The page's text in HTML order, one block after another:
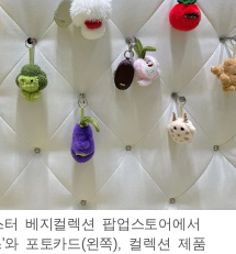
베지컬렉션 팝업스토어에서
포토카드(왼쪽), 컬렉션 제품